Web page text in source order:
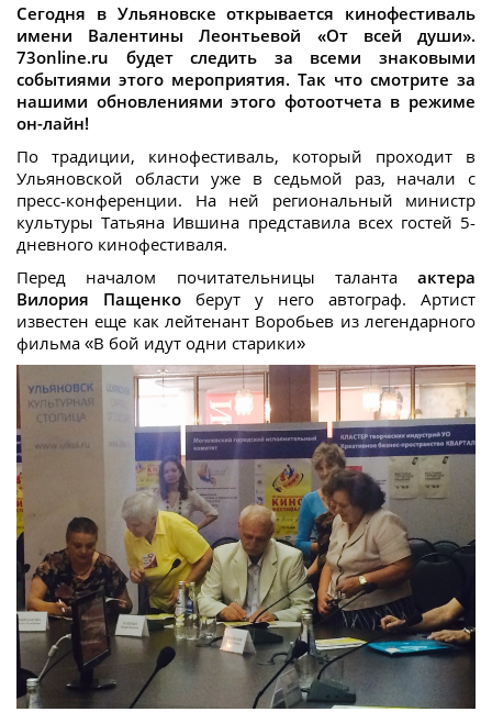
Сегодня в Ульяновске открывается кинофестиваль
имени Валентины Леонтьевой «От всей души».
73online.ru будет следить за всеми знаковыми
событиями этого мероприятия. Так что смотрите за
нашими обновлениями этого фотоотчета в режиме
он-лайн!
По традиции, кинофестиваль, который проходит в
Ульяновской области уже в седьмой раз, начали с
пресс-конференции. На ней региональный министр
культуры Татьяна Ившина представила всех гостей 5-
дневного кинофестиваля.
Перед началом почитательницы таланта актера
Вилория Пащенко берут у него автограф. Артист
известен еще как лейтенант Воробьев из легендарного
фильма «В бой идут одни старики»